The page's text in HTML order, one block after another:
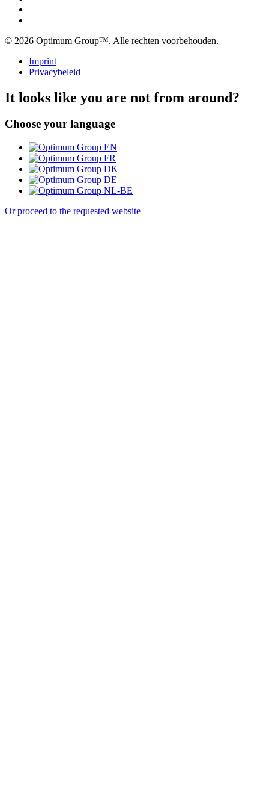
© 2026 Optimum Group™. Alle rechten voorbehouden.
Imprint
Privacybeleid
It looks like you are not from around?
Choose your language
EN
FR
DK
DE
NL-BE
Or proceed to the requested website